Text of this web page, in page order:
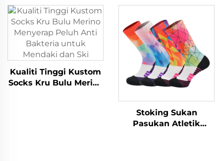
Bernafas, Anti
Bakteria, untuk
Aktiviti Mendaki dan
Sukan Luar
Kualiti Tinggi Kustom
Socks Kru Bulu Merino
Stoking Sukan
Pasukan Atletik